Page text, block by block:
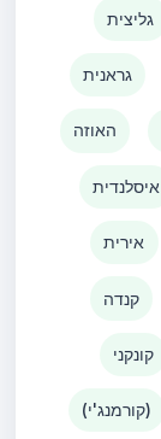
גליצית
גראנית
האוזה
איסלנדית
אירית
קנדה
קונקני
(קורמנג'י)